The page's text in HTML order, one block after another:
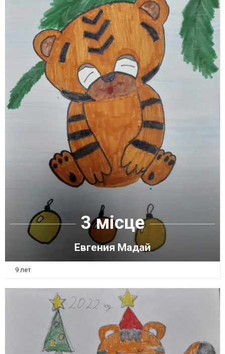
3 місце
Евгения Мадай
9 лет